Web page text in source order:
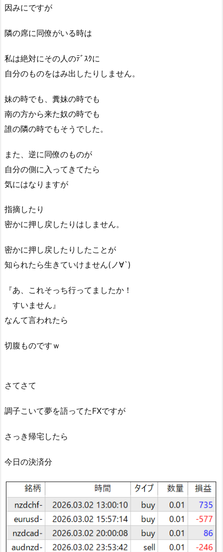
因みにですが
隣の席に同僚がいる時は
私は絶対にその人のﾃﾞｽｸに
自分のものをはみ出したりしません。
妹の時でも、糞妹の時でも
南の方から来た奴の時でも
誰の隣の時でもそうでした。
また、逆に同僚のものが
自分の側に入ってきてたら
気にはなりますが
指摘したり
密かに押し戻したりはしません。
密かに押し戻したりしたことが
知られたら生きていけません(ノ∀`)
『あ、これそっち行ってましたか！
すいません』
なんて言われたら
切腹ものですｗ
さてさて
調子こいて夢を語ってたFXですが
さっき帰宅したら
今日の決済分